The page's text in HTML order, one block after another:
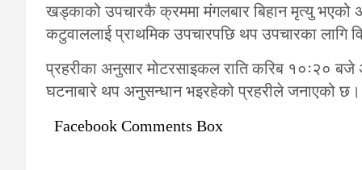
खड्काको उपचारकै क्रममा मंगलबार बिहान मृत्यु भएको
कटुवाललाई प्राथमिक उपचारपछि थप उपचारका लागि
प्रहरीका अनुसार मोटरसाइकल राति करिब १०ः२० बजे
घटनाबारे थप अनुसन्धान भइरहेको प्रहरीले जनाएको छ।
Facebook Comments Box